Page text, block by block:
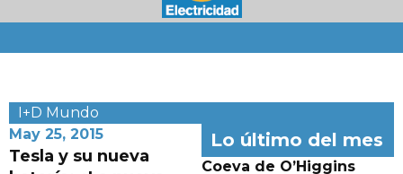
I+D Mundo
May 25, 2015
Tesla y su nueva
Lo último del mes
Coeva de O’Higgins